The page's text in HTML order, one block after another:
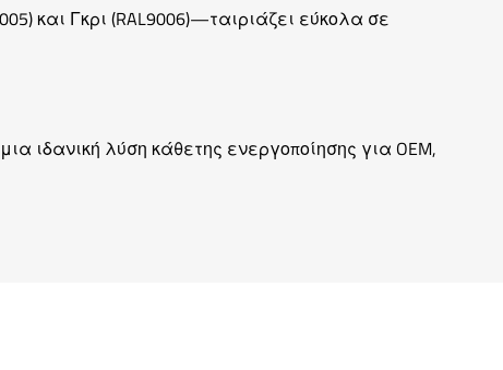
και Γκρι (RAL9006)—ταιριάζει εύκολα σε
ιδανική λύση κάθετης ενεργοποίησης για OEM,